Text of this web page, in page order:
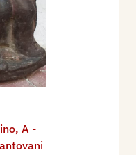
, A -